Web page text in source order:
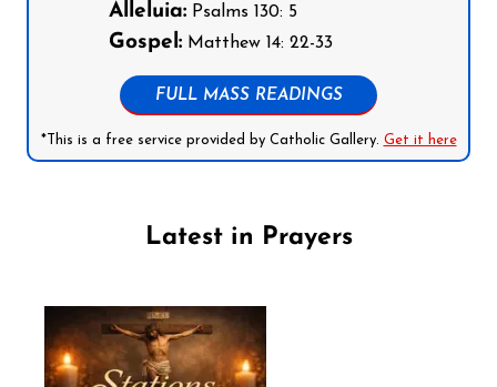
Alleluia: Psalms 130: 5
Gospel: Matthew 14: 22-33
FULL MASS READINGS
*This is a free service provided by Catholic Gallery. Get it here
Latest in Prayers